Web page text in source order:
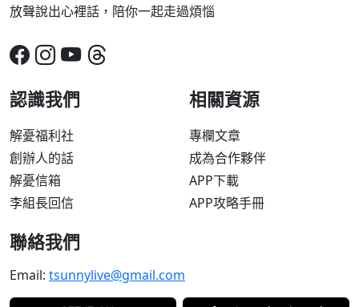
放聲說出心裡話，陪你一起走過煩惱
認識我們
解憂福利社
創辦人的話
解憂信箱
李組長回信
相關資源
專欄文章
成為合作夥伴
APP下載
APP攻略手冊
聯絡我們
Email: tsunnylive@gmail.com